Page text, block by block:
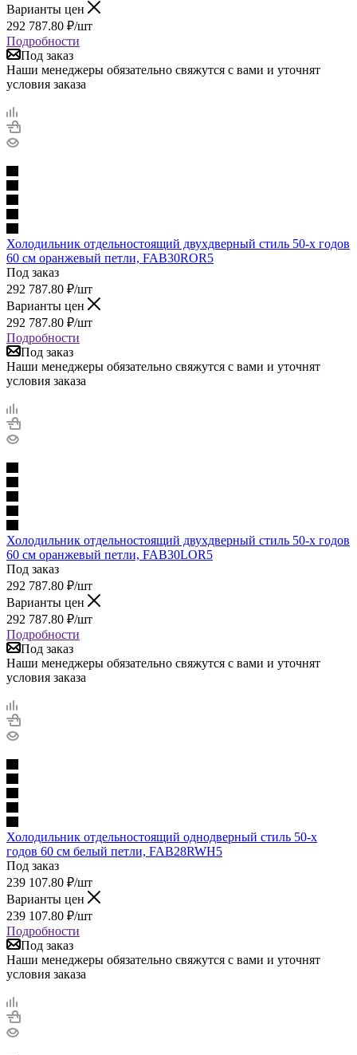
Варианты цен
292 787.80 ₽/шт
Подробности
Под заказ
Наши менеджеры обязательно свяжутся с вами и уточнят
условия заказа
Холодильник отдельностоящий двухдверный стиль 50-х годов
60 см оранжевый петли, FAB30ROR5
Под заказ
292 787.80 ₽/шт
Варианты цен
292 787.80 ₽/шт
Подробности
Под заказ
Наши менеджеры обязательно свяжутся с вами и уточнят
условия заказа
Холодильник отдельностоящий двухдверный стиль 50-х годов
60 см оранжевый петли, FAB30LOR5
Под заказ
292 787.80 ₽/шт
Варианты цен
292 787.80 ₽/шт
Подробности
Под заказ
Наши менеджеры обязательно свяжутся с вами и уточнят
условия заказа
Холодильник отдельностоящий однодверный стиль 50-х
годов 60 см белый петли, FAB28RWH5
Под заказ
239 107.80 ₽/шт
Варианты цен
239 107.80 ₽/шт
Подробности
Под заказ
Наши менеджеры обязательно свяжутся с вами и уточнят
условия заказа